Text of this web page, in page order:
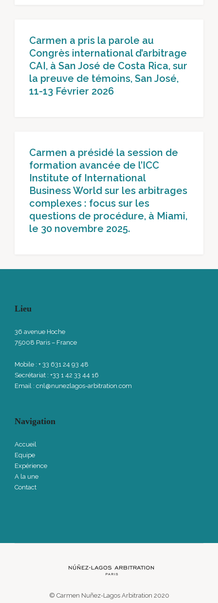
Carmen a pris la parole au
Congrès international d’arbitrage
CAI, à San José de Costa Rica, sur
la preuve de témoins, San José,
11-13 Février 2026
Carmen a présidé la session de
formation avancée de l’ICC
Institute of International
Business World sur les arbitrages
complexes : focus sur les
questions de procédure, à Miami,
le 30 novembre 2025.
Lieu
36 avenue Hoche
75008 Paris – France
Mobile : + 33 631 24 93 48
Secrétariat : +33 1 42 33 44 16
Email : cnl@nunezlagos-arbitration.com
Navigation
Accueil
Equipe
Expérience
A la une
Contact
© Carmen Nuñez-Lagos Arbitration 2020